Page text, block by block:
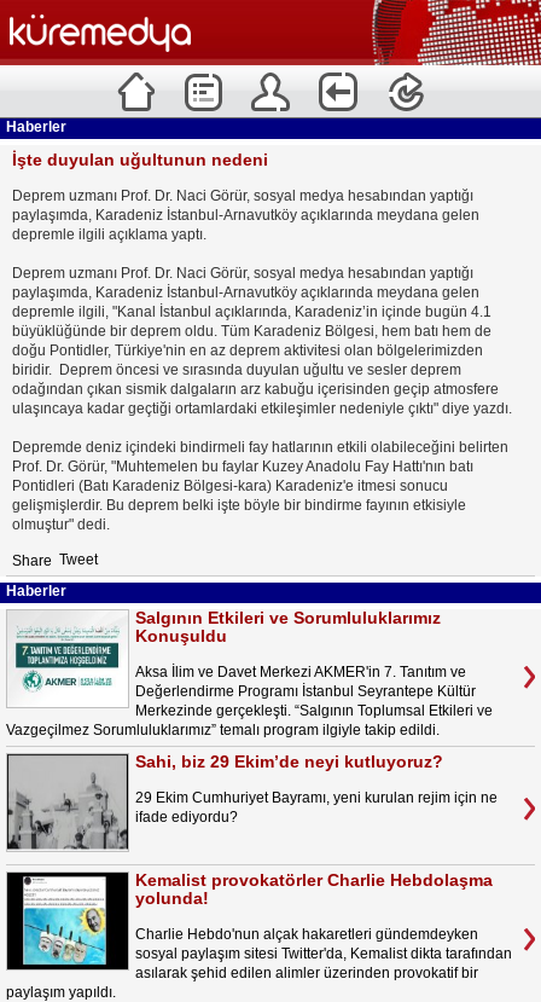
Haberler
İşte duyulan uğultunun nedeni
Deprem uzmanı Prof. Dr. Naci Görür, sosyal medya hesabından yaptığı
paylaşımda, Karadeniz İstanbul-Arnavutköy açıklarında meydana gelen
depremle ilgili açıklama yaptı.
Deprem uzmanı Prof. Dr. Naci Görür, sosyal medya hesabından yaptığı
paylaşımda, Karadeniz İstanbul-Arnavutköy açıklarında meydana gelen
depremle ilgili, "Kanal İstanbul açıklarında, Karadeniz’in içinde bugün 4.1
büyüklüğünde bir deprem oldu. Tüm Karadeniz Bölgesi, hem batı hem de
doğu Pontidler, Türkiye'nin en az deprem aktivitesi olan bölgelerimizden
biridir. Deprem öncesi ve sırasında duyulan uğultu ve sesler deprem
odağından çıkan sismik dalgaların arz kabuğu içerisinden geçip atmosfere
ulaşıncaya kadar geçtiği ortamlardaki etkileşimler nedeniyle çıktı" diye yazdı.
Depremde deniz içindeki bindirmeli fay hatlarının etkili olabileceğini belirten
Prof. Dr. Görür, "Muhtemelen bu faylar Kuzey Anadolu Fay Hattı'nın batı
Pontidleri (Batı Karadeniz Bölgesi-kara) Karadeniz'e itmesi sonucu
gelişmişlerdir. Bu deprem belki işte böyle bir bindirme fayının etkisiyle
olmuştur" dedi.
Share Tweet
Haberler
Salgının Etkileri ve Sorumluluklarımız
Konuşuldu
Aksa İlim ve Davet Merkezi AKMER'in 7. Tanıtım ve
Değerlendirme Programı İstanbul Seyrantepe Kültür
Merkezinde gerçekleşti. “Salgının Toplumsal Etkileri ve
Vazgeçilmez Sorumluluklarımız” temalı program ilgiyle takip edildi.
Sahi, biz 29 Ekim’de neyi kutluyoruz?
29 Ekim Cumhuriyet Bayramı, yeni kurulan rejim için ne
ifade ediyordu?
Kemalist provokatörler Charlie Hebdolaşma
yolunda!
Charlie Hebdo'nun alçak hakaretleri gündemdeyken
sosyal paylaşım sitesi Twitter'da, Kemalist dikta tarafından
asılarak şehid edilen alimler üzerinden provokatif bir
paylaşım yapıldı.